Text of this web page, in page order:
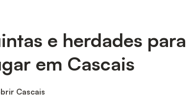
e herdades para
em Cascais
Cascais